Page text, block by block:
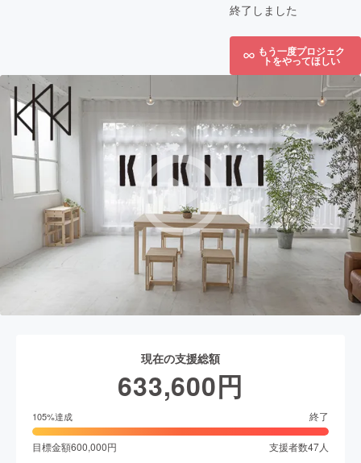
終了しました
もう一度プロジェク
トをやってほしい
現在の支援総額
633,600円
105%達成 終了
目標金額600,000円 支援者数47人